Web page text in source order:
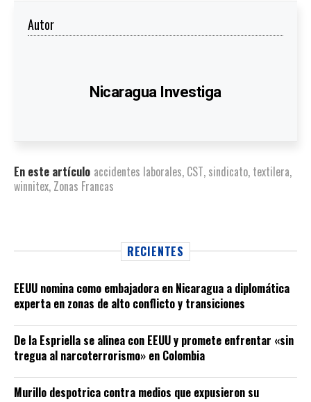
Autor
Nicaragua Investiga
En este artículo accidentes laborales, CST, sindicato, textilera,
winnitex, Zonas Francas
RECIENTES
EEUU nomina como embajadora en Nicaragua a diplomática
experta en zonas de alto conflicto y transiciones
De la Espriella se alinea con EEUU y promete enfrentar «sin
tregua al narcoterrorismo» en Colombia
Murillo despotrica contra medios que expusieron su